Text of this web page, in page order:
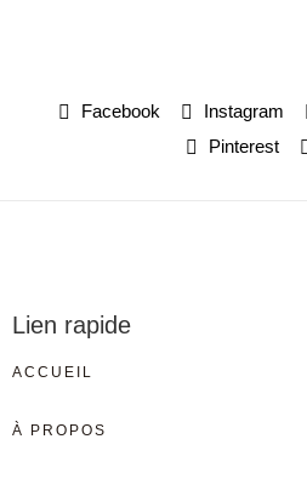
Facebook Instagram
Pinterest
Lien rapide
ACCUEIL
À PROPOS